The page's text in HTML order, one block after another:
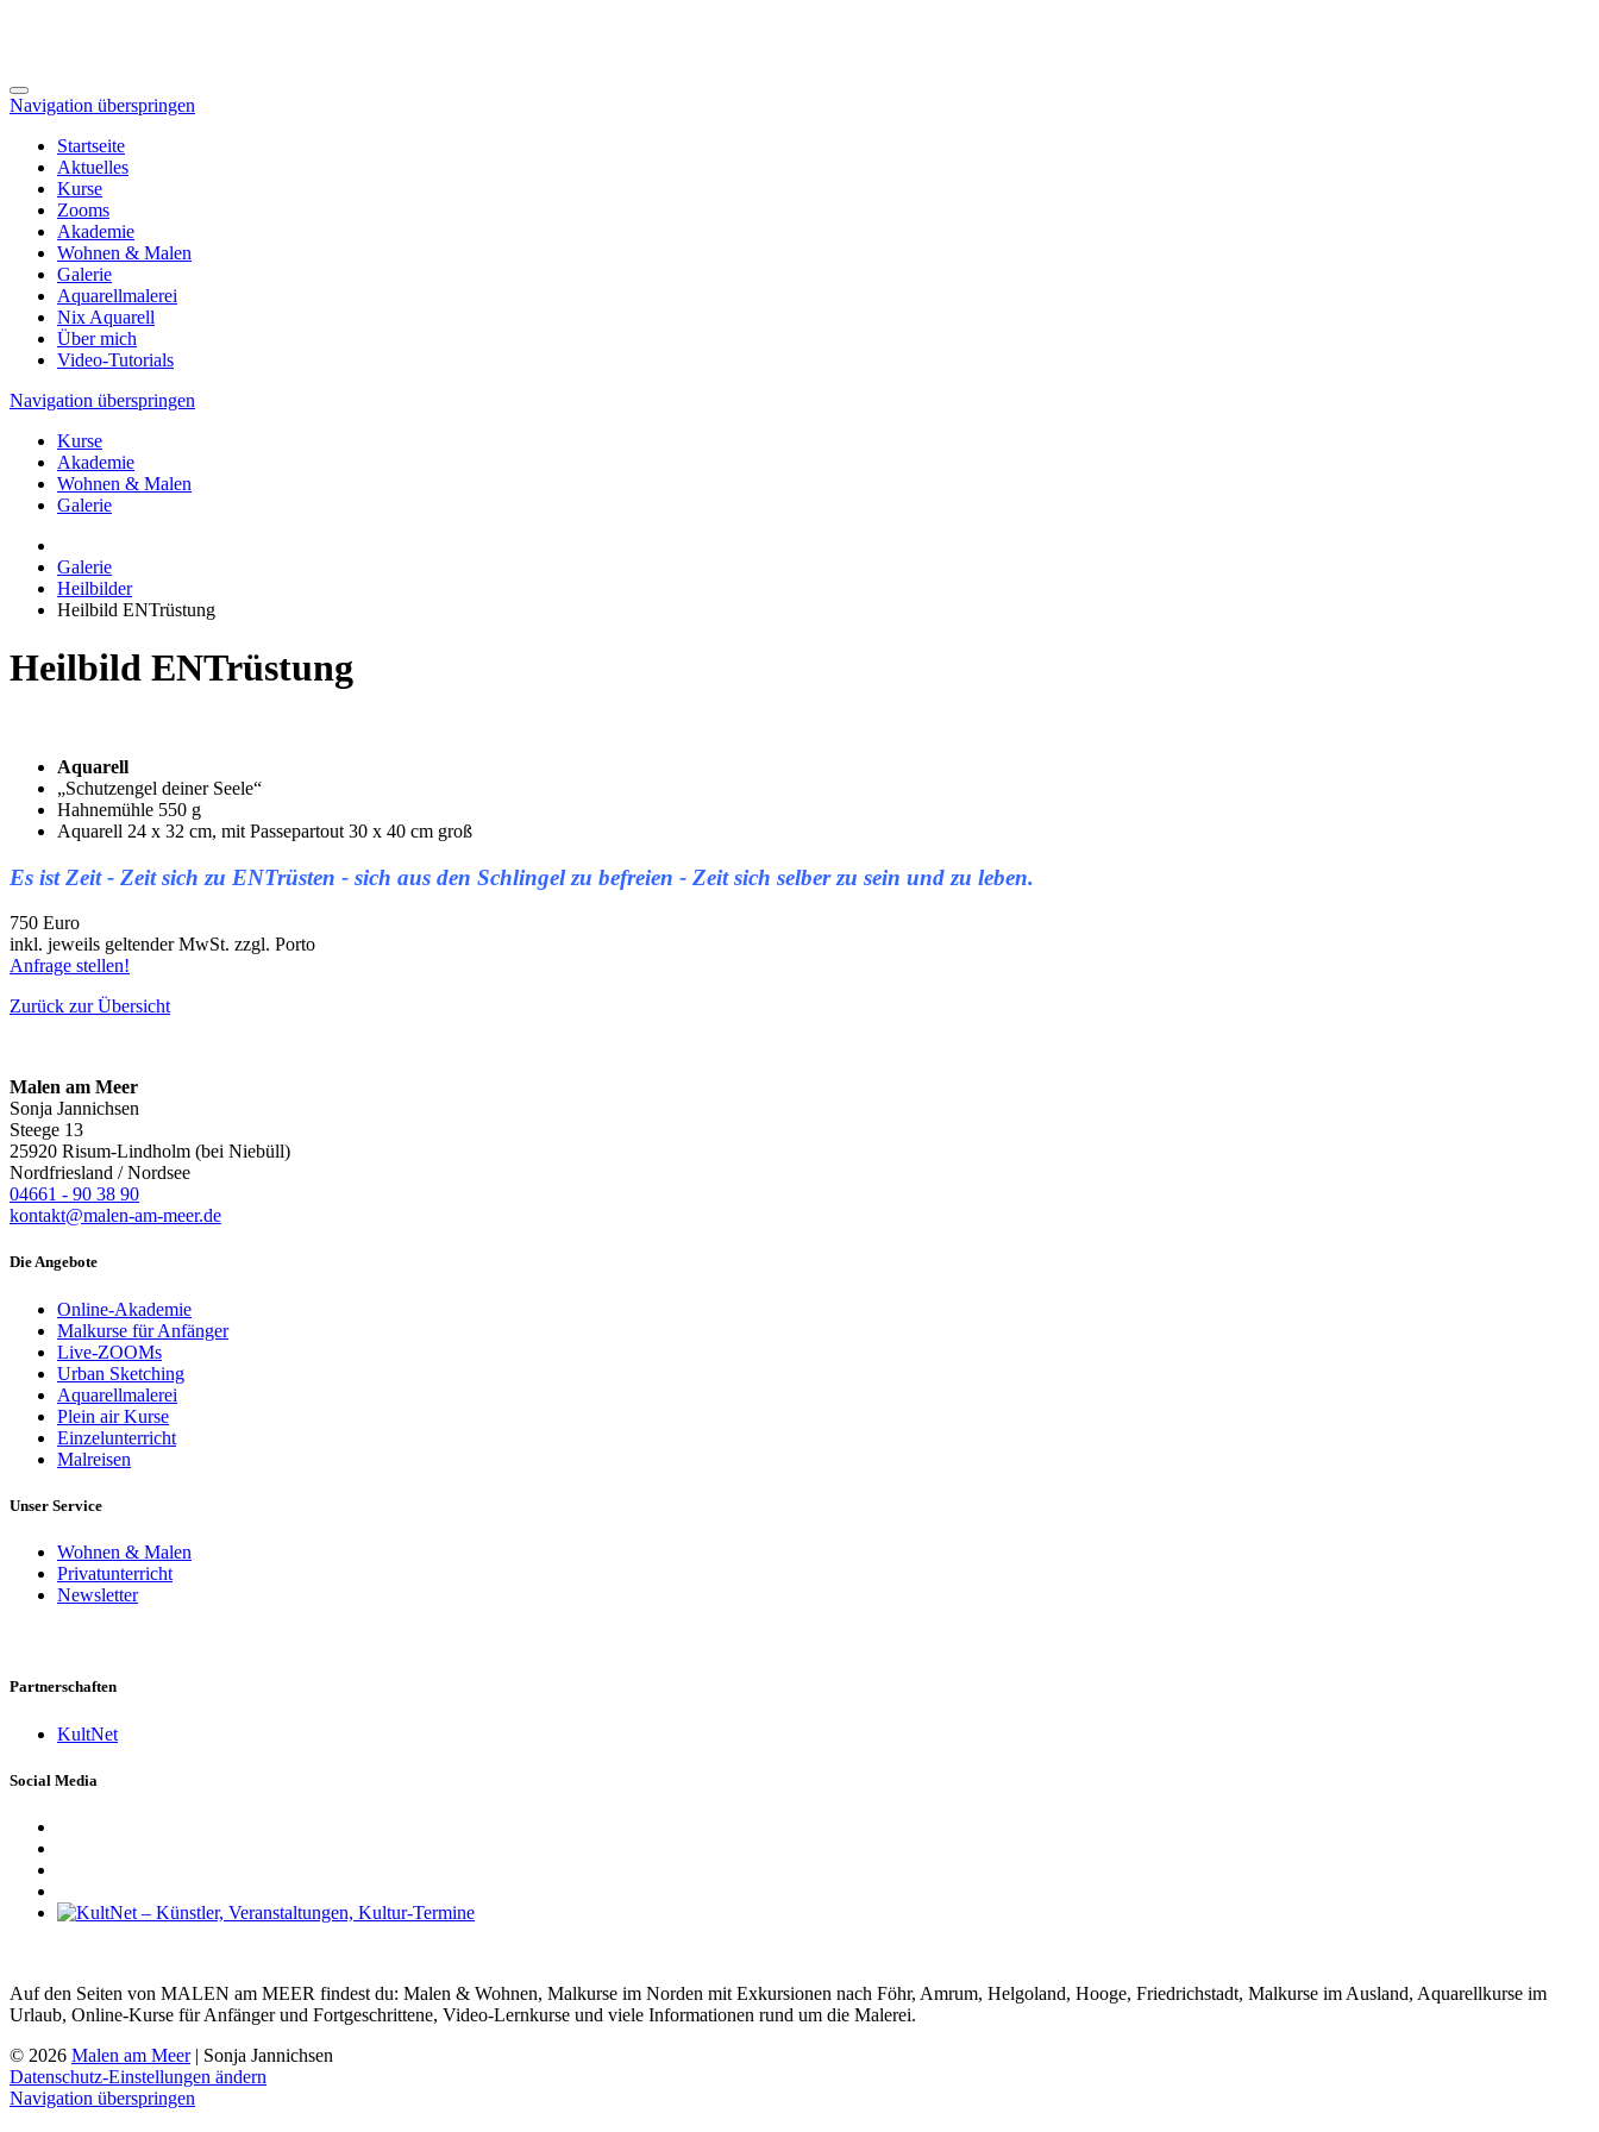
Navigation überspringen
Startseite
Aktuelles
Kurse
Zooms
Akademie
Wohnen & Malen
Galerie
Aquarellmalerei
Nix Aquarell
Über mich
Video-Tutorials
Navigation überspringen
Kurse
Akademie
Wohnen & Malen
Galerie
Galerie
Heilbilder
Heilbild ENTrüstung
Heilbild ENTrüstung
Aquarell
„Schutzengel deiner Seele“
Hahnemühle 550 g
Aquarell 24 x 32 cm, mit Passepartout 30 x 40 cm groß
Es ist Zeit - Zeit sich zu ENTrüsten - sich aus den Schlingel zu befreien - Zeit sich selber zu sein und zu leben.
750 Euro
inkl. jeweils geltender MwSt. zzgl. Porto
Anfrage stellen!
Zurück zur Übersicht
Malen am Meer
Sonja Jannichsen
Steege 13
25920 Risum-Lindholm (bei Niebüll)
Nordfriesland / Nordsee
04661 - 90 38 90
kontakt@malen-am-meer.de
Die Angebote
Online-Akademie
Malkurse für Anfänger
Live-ZOOMs
Urban Sketching
Aquarellmalerei
Plein air Kurse
Einzelunterricht
Malreisen
Unser Service
Wohnen & Malen
Privatunterricht
Newsletter
Partnerschaften
KultNet
Social Media
Auf den Seiten von MALEN am MEER findest du: Malen & Wohnen, Malkurse im Norden mit Exkursionen nach Föhr, Amrum, Helgoland, Hooge, Friedrichstadt, Malkurse im Ausland, Aquarellkurse im
Urlaub, Online-Kurse für Anfänger und Fortgeschrittene, Video-Lernkurse und viele Informationen rund um die Malerei.
© 2026 Malen am Meer| Sonja Jannichsen
Datenschutz-Einstellungen ändern
Navigation überspringen